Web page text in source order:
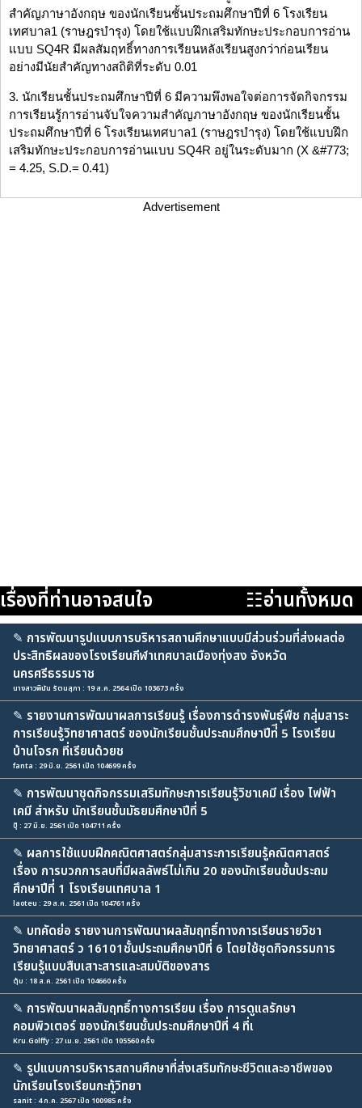
สำคัญภาษาอังกฤษ ของนักเรียนชั้นประถมศึกษาปีที่ 6 โรงเรียน
เทศบาล1 (ราษฎรบำรุง) โดยใช้แบบฝึกเสริมทักษะประกอบการอ่าน
แบบ SQ4R มีผลสัมฤทธิ์ทางการเรียนหลังเรียนสูงกว่าก่อนเรียน
อย่างมีนัยสำคัญทางสถิติที่ระดับ 0.01
3. นักเรียนชั้นประถมศึกษาปีที่ 6 มีความพึงพอใจต่อการจัดกิจกรรม
การเรียนรู้การอ่านจับใจความสำคัญภาษาอังกฤษ ของนักเรียนชั้น
ประถมศึกษาปีที่ 6 โรงเรียนเทศบาล1 (ราษฎรบำรุง) โดยใช้แบบฝึก
เสริมทักษะประกอบการอ่านแบบ SQ4R อยู่ในระดับมาก (X &#773;
= 4.25, S.D.= 0.41)
Advertisement
เรื่องที่ท่านอาจสนใจ ☷อ่านทั้งหมด
✎ การพัฒนารูปแบบการบริหารสถานศึกษาแบบมีส่วนร่วมที่ส่งผลต่อ
ประสิทธิผลของโรงเรียนกีฬาเทศบาลเมืองทุ่งสง จังหวัด
นครศรีธรรมราช
นางสาวพินัน รัตนสุภา : 19 ส.ค. 2564 เปิด 103673 ครั้ง
✎ รายงานการพัฒนาผลการเรียนรู้ เรื่องการดำรงพันธุ์พืช กลุ่มสาระ
การเรียนรู้วิทยาศาสตร์ ของนักเรียนชั้นประถมศึกษาปีท่ี 5 โรงเรียน
บ้านโจรก ที่เรียนด้วยช
fanta : 29 มิ.ย. 2561 เปิด 104699 ครั้ง
✎ การพัฒนาชุดกิจกรรมเสริมทักษะการเรียนรู้วิชาเคมี เรื่อง ไฟฟ้า
เคมี สำหรับ นักเรียนชั้นมัธยมศึกษาปีที่ 5
ปุ๊ : 27 มิ.ย. 2561 เปิด 104711 ครั้ง
✎ ผลการใช้แบบฝึกคณิตศาสตร์กลุ่มสาระการเรียนรู้คณิตศาสตร์
เรื่อง การบวกการลบที่มีผลลัพธ์ไม่เกิน 20 ของนักเรียนชั้นประถม
ศึกษาปีที่ 1 โรงเรียนเทศบาล 1
laoteu : 29 ส.ค. 2561 เปิด 104761 ครั้ง
✎ บทคัดย่อ รายงานการพัฒนาผลสัมฤทธิ์ทางการเรียนรายวิชา
วิทยาศาสตร์ ว 16101ชั้นประถมศึกษาปีที่ 6 โดยใช้ชุดกิจกรรมการ
เรียนรู้แบบสืบเสาะสารและสมบัติของสาร
ตุ้ม : 18 ส.ค. 2561 เปิด 104660 ครั้ง
✎ การพัฒนาผลสัมฤทธิ์ทางการเรียน เรื่อง การดูแลรักษา
คอมพิวเตอร์ ของนักเรียนชั้นประถมศึกษาปีที่ 4 ที่เ
Kru.Golffy : 27 เม.ย. 2561 เปิด 105560 ครั้ง
✎ รูปแบบการบริหารสถานศึกษาที่ส่งเสริมทักษะชีวิตและอาชีพของ
นักเรียนโรงเรียนกะทู้วิทยา
sanit : 4 ก.ค. 2567 เปิด 100985 ครั้ง